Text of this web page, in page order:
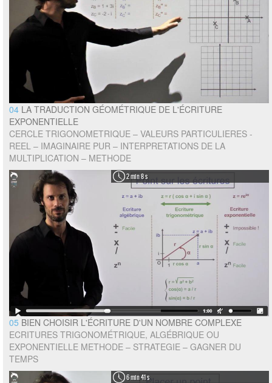
04 LA TRADUCTION GÉOMÉTRIQUE DE L'ÉCRITURE
EXPONENTIELLE
CERCLE TRIGONOMETRIQUE – VALEURS PARTICULIERES -
REEL – IMAGINAIRE PUR – INTERPRETATIONS DE LA
MULTIPLICATION – METHODE
2 min 8 s
05 BIEN CHOISIR L'ÉCRITURE D'UN NOMBRE COMPLEXE
ECRITURES TRIGONOMÉTRIQUE, ALGÉBRIQUE OU
EXPONENTIELLE METHODE – STRATEGIE – GAGNER DU
TEMPS
6 min 41 s